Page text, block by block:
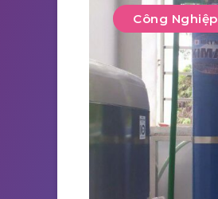
Công Nghiệp